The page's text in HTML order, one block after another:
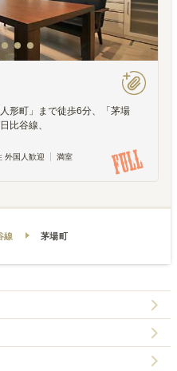
形町」まで徒歩6分、「茅場
比谷線、
外国人歓迎 満室
線 茅場町